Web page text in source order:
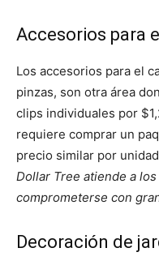
Accesorios para
Los accesorios para el
pinzas, son otra área
clips individuales por
requiere comprar un
precio similar por
Dollar Tree atiende a
comprometerse con
Decoración de